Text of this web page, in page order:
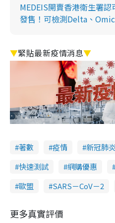
MEDEIS開賣香港衛生署
發售！可檢測Delta、
▼緊貼最新疫情消息▼
著數 疫情 新冠肺炎
快速測試
網購優惠
歐盟
SARS－CoV－2
更多真實評價